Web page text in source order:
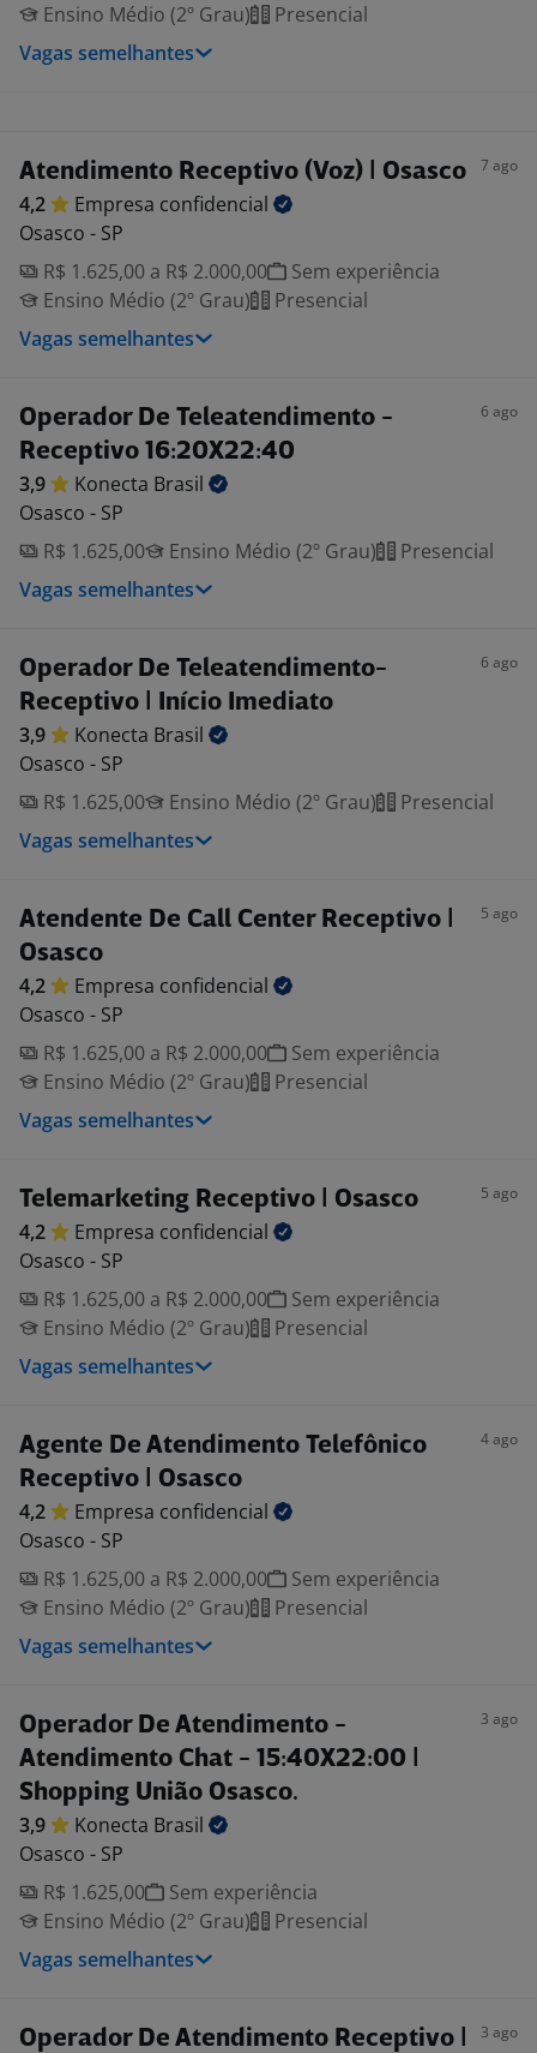
Ensino Médio (2º Grau)
Presencial
Vagas semelhantes
Atendimento Receptivo (Voz) | Osasco 7 ago
4,2 Empresa confidencial
Osasco - SP
R$ 1.625,00 a R$ 2.000,00
Sem experiência
Ensino Médio (2º Grau)
Presencial
Vagas semelhantes
Operador De Teleatendimento -
Receptivo 16:20X22:40
6 ago
3,9 Konecta Brasil
Osasco - SP
R$ 1.625,00
Ensino Médio (2º Grau)
Presencial
Vagas semelhantes
Operador De Teleatendimento-
Receptivo | Início Imediato
6 ago
3,9 Konecta Brasil
Osasco - SP
R$ 1.625,00
Ensino Médio (2º Grau)
Presencial
Vagas semelhantes
Atendente De Call Center Receptivo |
Osasco
5 ago
4,2 Empresa confidencial
Osasco - SP
R$ 1.625,00 a R$ 2.000,00
Sem experiência
Ensino Médio (2º Grau)
Presencial
Vagas semelhantes
Telemarketing Receptivo | Osasco 5 ago
4,2 Empresa confidencial
Osasco - SP
R$ 1.625,00 a R$ 2.000,00
Sem experiência
Ensino Médio (2º Grau)
Presencial
Vagas semelhantes
Agente De Atendimento Telefônico
Receptivo | Osasco
4 ago
4,2 Empresa confidencial
Osasco - SP
R$ 1.625,00 a R$ 2.000,00
Sem experiência
Ensino Médio (2º Grau)
Presencial
Vagas semelhantes
Operador De Atendimento -
Atendimento Chat - 15:40X22:00 |
Shopping União Osasco.
3 ago
3,9 Konecta Brasil
Osasco - SP
R$ 1.625,00
Sem experiência
Ensino Médio (2º Grau)
Presencial
Vagas semelhantes
Operador De Atendimento Receptivo |
3 ago